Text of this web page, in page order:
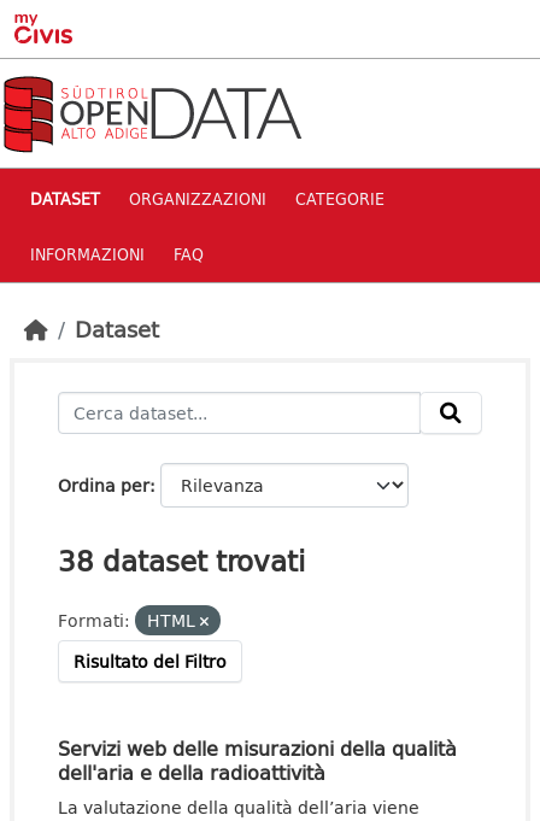
Skip to main content
DATASET ORGANIZZAZIONI CATEGORIE
INFORMAZIONI FAQ
Dataset
Ordina per
38 dataset trovati
Formati:
HTML
Risultato del Filtro
Servizi web delle misurazioni della qualità
dell'aria e della radioattività
La valutazione della qualità dell’aria viene